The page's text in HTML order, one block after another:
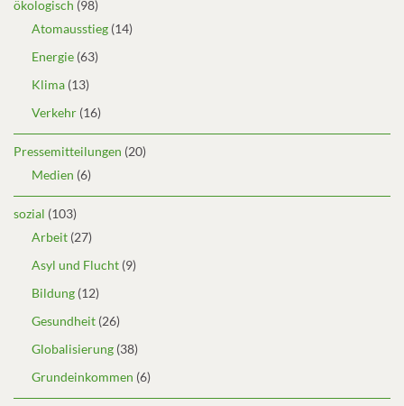
ökologisch (98)
Atomausstieg (14)
Energie (63)
Klima (13)
Verkehr (16)
Pressemitteilungen (20)
Medien (6)
sozial (103)
Arbeit (27)
Asyl und Flucht (9)
Bildung (12)
Gesundheit (26)
Globalisierung (38)
Grundeinkommen (6)